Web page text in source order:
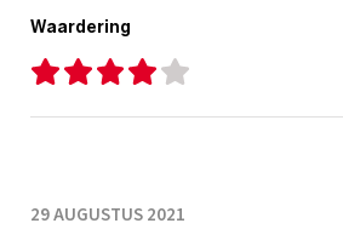
Waardering
29 AUGUSTUS 2021